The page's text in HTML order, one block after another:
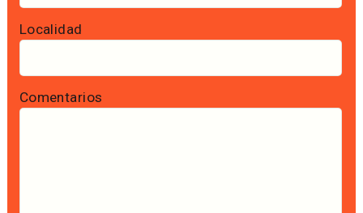
Localidad
Comentarios